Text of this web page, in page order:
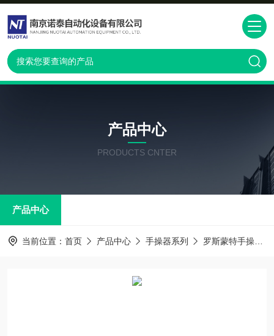
产品中心
PRODUCTS CNTER
产品中心
当前位置： 首页 产品中心 手操器系列 罗斯蒙特手操器